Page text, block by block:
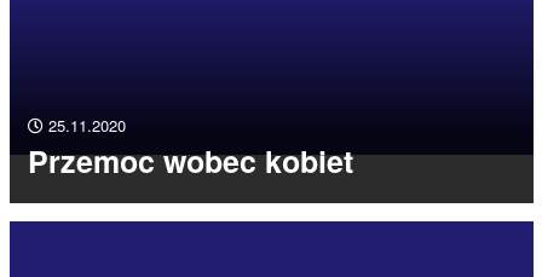
25.11.2020
Przemoc wobec kobiet